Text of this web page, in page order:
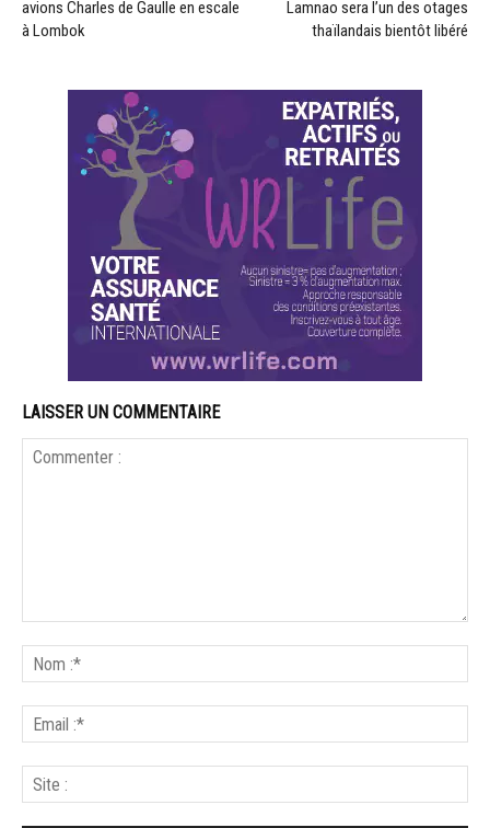
avions Charles de Gaulle en escale
à Lombok
Lamnao sera l’un des otages
thaïlandais bientôt libéré
LAISSER UN COMMENTAIRE